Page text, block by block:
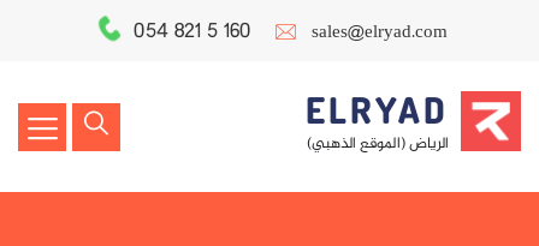
sales@elryad.com
054 821 5 160
ELRYAD
الرياض (الموقع الذهبي)